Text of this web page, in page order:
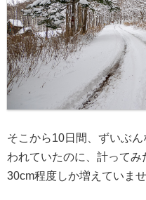
そこから10日間、ずいぶ
われていたのに、計ってみ
30cm程度しか増えていませ